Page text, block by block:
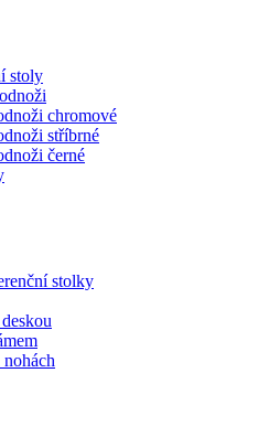
stoly
chromové
stříbrné
černé
stolky